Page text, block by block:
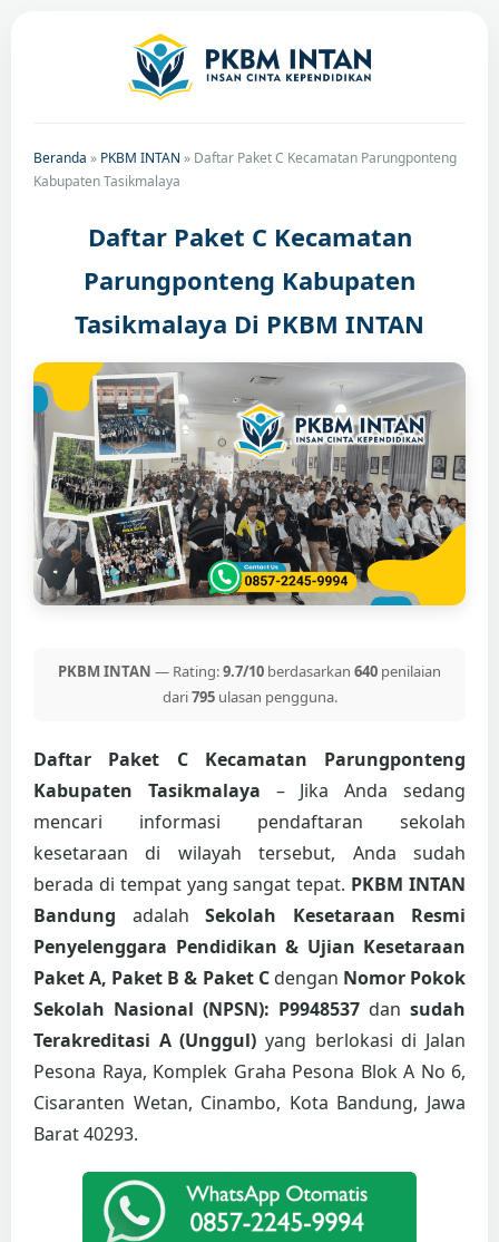
Beranda » PKBM INTAN » Daftar Paket C Kecamatan Parungponteng
Kabupaten Tasikmalaya
Daftar Paket C Kecamatan
Parungponteng Kabupaten
Tasikmalaya Di PKBM INTAN
PKBM INTAN — Rating:9.7/10 berdasarkan 640 penilaian
dari795ulasan pengguna.
Daftar Paket C Kecamatan Parungponteng
Kabupaten Tasikmalaya – Jika Anda sedang
mencari informasi pendaftaran sekolah
kesetaraan di wilayah tersebut, Anda sudah
berada di tempat yang sangat tepat. PKBM INTAN
Bandung adalah Sekolah Kesetaraan Resmi
Penyelenggara Pendidikan & Ujian Kesetaraan
Paket A, Paket B & Paket Cdengan Nomor Pokok
Sekolah Nasional (NPSN): P9948537 dan sudah
Terakreditasi A (Unggul) yang berlokasi di Jalan
Pesona Raya, Komplek Graha Pesona Blok A No 6,
Cisaranten Wetan, Cinambo, Kota Bandung, Jawa
Barat 40293.